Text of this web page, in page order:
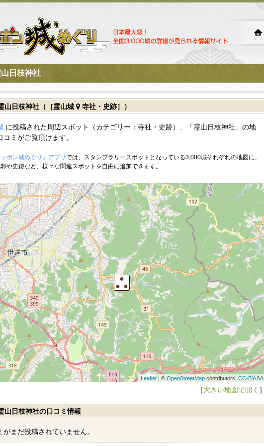
山日枝神社
山日枝神社（［霊山城 寺社・史跡］）
に投稿された周辺スポット（カテゴリー：寺社・史跡）、「霊山日枝神社」の地
コミがご覧頂けます。
ッポン城めぐり」アプリ では、スタンプラリースポットとなっている3,000城それぞれの地図に、
や史跡など、様々な関連スポットを自由に追加できます。
Leaflet| ©OpenStreetMapcontributors, CC-BY-SA
［大きい地図で開く ］
山日枝神社の口コミ情報
がまだ投稿されていません。